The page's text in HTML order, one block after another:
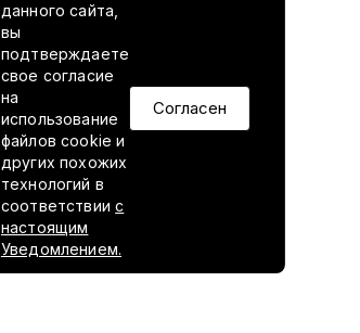
данного сайта,
вы
подтверждаете
свое согласие
на
использование
файлов cookie и
других похожих
технологий в
соответствиис
настоящим
Уведомлением.
Согласен
VILED в соцсетях